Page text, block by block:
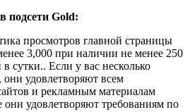
подсети Gold:
просмотров главной страницы
3,000 при наличии не менее 250
сутки.. Если у вас несколько
они удовлетворяют всем
и рекламным материалам
удовлетворяют требованиям по